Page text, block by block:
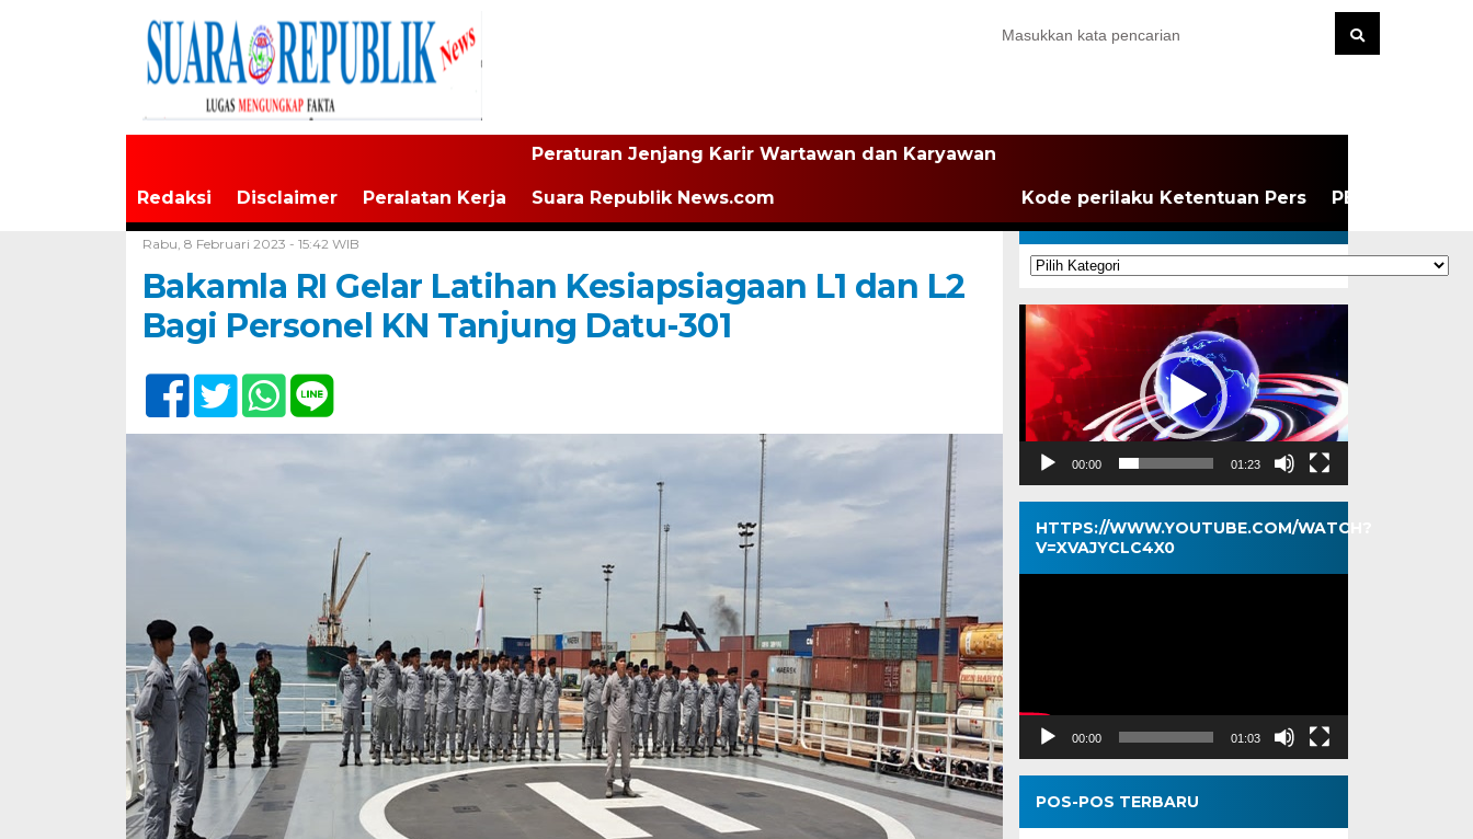
Redaksi Disclaimer Peralatan Kerja
Peraturan Jenjang Karir Wartawan dan Karyawan
Suara Republik News.com Kode perilaku Ketentuan Pers PEDOMAN
Rabu, 8 Februari 2023 - 15:42 WIB
Bakamla RI Gelar Latihan Kesiapsiagaan L1 dan L2
Bagi Personel KN Tanjung Datu-301
KATEGORI
Kategori
Pemutar
Video
00:00 01:23
HTTPS://WWW.YOUTUBE.COM/WATCH?
V=XVAJYCLC4X0
Pemutar
00:00 01:03
POS-POS TERBARU